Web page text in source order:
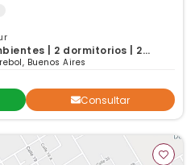
| 2 dormitorios | 2
Buenos Aires
Consultar